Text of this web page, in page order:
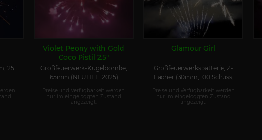
25
Violet Peony with Gold
Coco Pistil 2,5"
Großfeuerwerk-Kugelbombe,
65mm (NEUHEIT 2025)
Preise und Verfügbarkeit werden
nur im eingeloggten Zustand
angezeigt.
Glamour Girl
Großfeuerwerksbatterie, Z-
Fächer (30mm, 100 Schuss,
Preise und Verfügbarkeit werden
nur im eingeloggten Zustand
angezeigt.